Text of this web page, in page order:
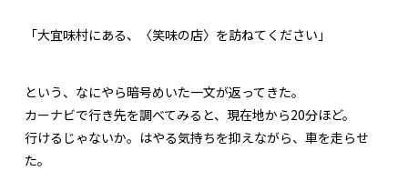
「大宜味村にある、〈笑味の店〉を訪ねてください」
という、なにやら暗号めいた一文が返ってきた。
カーナビで行き先を調べてみると、現在地から20分ほど。
行けるじゃないか。はやる気持ちを抑えながら、車を走らせ
た。